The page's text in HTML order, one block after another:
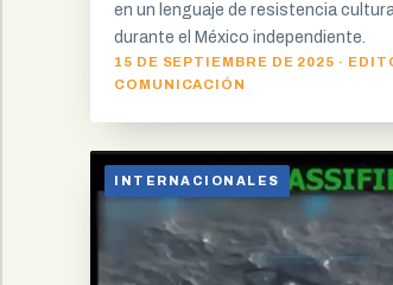
en un lenguaje de resistencia
durante el México independiente.
15 DE SEPTIEMBRE DE 2025 ·
COMUNICACIÓN
INTERNACIONALES